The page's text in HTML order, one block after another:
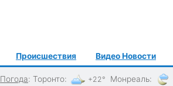
Происшествия Видео Новости
Погода: Торонто: +22° Монреаль: